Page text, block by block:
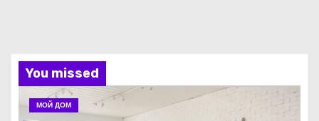
You missed
МОЙ ДОМ